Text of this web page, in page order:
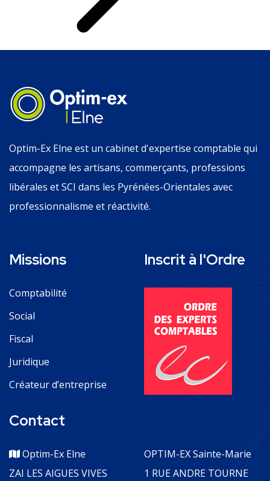
Optim-Ex Elne est un cabinet d'expertise comptable qui
accompagne les artisans, commerçants, professions
libérales et SCI dans les Pyrénées-Orientales avec
professionnalisme et réactivité.
Missions
Comptabilité
Social
Fiscal
Juridique
Créateur d’entreprise
Inscrit à l'Ordre
Contact
Optim-Ex Elne
ZAI LES AIGUES VIVES
OPTIM-EX Sainte-Marie
1 RUE ANDRE TOURNE